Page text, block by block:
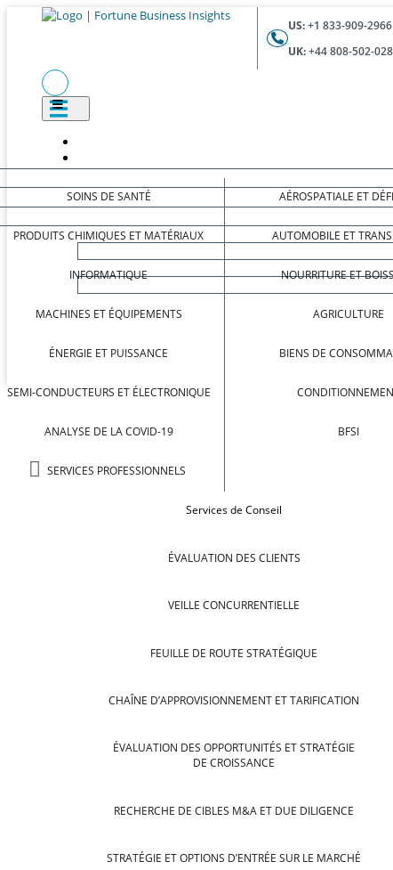
US:+1 833-909-
UK:+44 808-502-
SOINS DE SANTÉ
PRODUITS CHIMIQUES ET MATÉRIAUX
INFORMATIQUE
MACHINES ET ÉQUIPEMENTS
ÉNERGIE ET PUISSANCE
SEMI-CONDUCTEURS ET ÉLECTRONIQUE
ANALYSE DE LA COVID-19
SERVICES PROFESSIONNELS
AÉROSPATIALE ET
AUTOMOBILE ET
NOURRITURE ET
AGRICULTURE
BIENS DE
BFSI
Services de Conseil
ÉVALUATION DES CLIENTS
VEILLE CONCURRENTIELLE
FEUILLE DE ROUTE STRATÉGIQUE
CHAÎNE D’APPROVISIONNEMENT ET TARIFICATION
ÉVALUATION DES OPPORTUNITÉS ET STRATÉGIE
DE CROISSANCE
RECHERCHE DE CIBLES M&A ET DUE DILIGENCE
STRATÉGIE ET OPTIONS D’ENTRÉE SUR LE MARCHÉ